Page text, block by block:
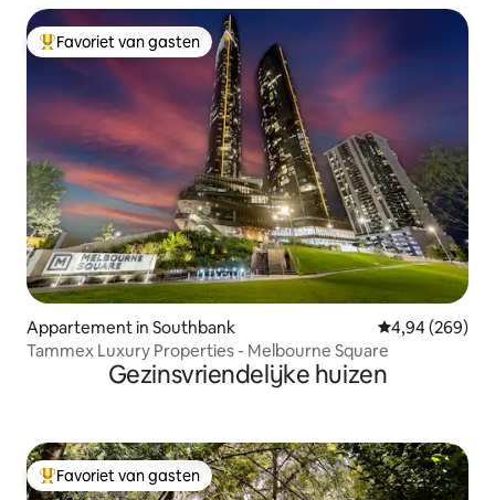
Topfavoriet van gasten
Favoriet van gasten
Appartement in Southbank Gemiddelde
4,94 (269)
Tammex Luxury Properties - Melbourne Square
Gezinsvriendelijke huizen
Topfavoriet van gasten
Favoriet van gasten